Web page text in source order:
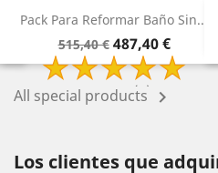
Pack Para Reformar Baño Sin...
Precio
base
515,40 € Precio
487,40 €
2 Review(s)
All special products 
Los clientes que